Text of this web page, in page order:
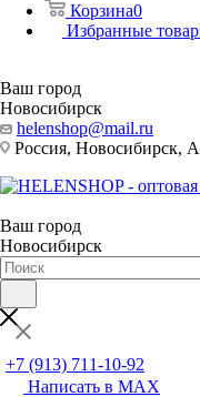
Корзина0
Избранные
Ваш город
Новосибирск
helenshop@mail.ru
Россия, Новосибирск,
Ваш город
Новосибирск
+7 (913) 711-10-92
Написать в MAX